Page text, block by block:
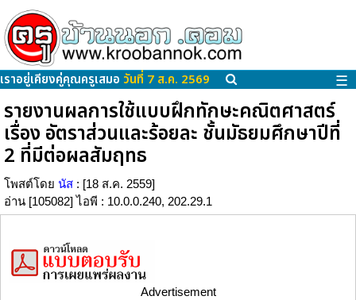
เราอยู่เคียงคู่คุณครูเสมอ วันที่ 7 ส.ค. 2569 ☰
รายงานผลการใช้แบบฝึกทักษะคณิตศาสตร์
เรื่อง อัตราส่วนและร้อยละ ชั้นมัธยมศึกษาปีที่
2 ที่มีต่อผลสัมฤทธ
โพสต์โดย นัส : [18 ส.ค. 2559]
อ่าน [105082] ไอพี : 10.0.0.240, 202.29.1
Advertisement